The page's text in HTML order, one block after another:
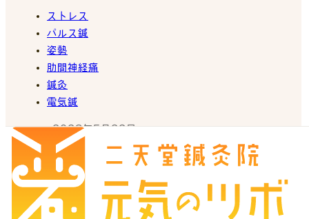
ストレス
パルス鍼
姿勢
肋間神経痛
鍼灸
電気鍼
2026年5月22日
肋間神経痛の鍼灸治療について